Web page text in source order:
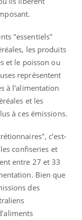
"essentiels"
les produits
et le poisson ou
représentent
à l'alimentation
et les
à ces émissions.
c’est-
confiseries et
entre 27 et 33
Bien que
des